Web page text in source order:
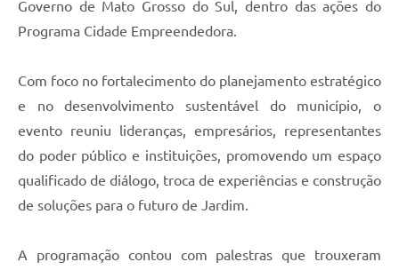
Governo de Mato Grosso do Sul, dentro das ações do
Programa Cidade Empreendedora.
Com foco no fortalecimento do planejamento estratégico
e no desenvolvimento sustentável do município, o
evento reuniu lideranças, empresários, representantes
do poder público e instituições, promovendo um espaço
qualificado de diálogo, troca de experiências e construção
de soluções para o futuro de Jardim.
A programação contou com palestras que trouxeram